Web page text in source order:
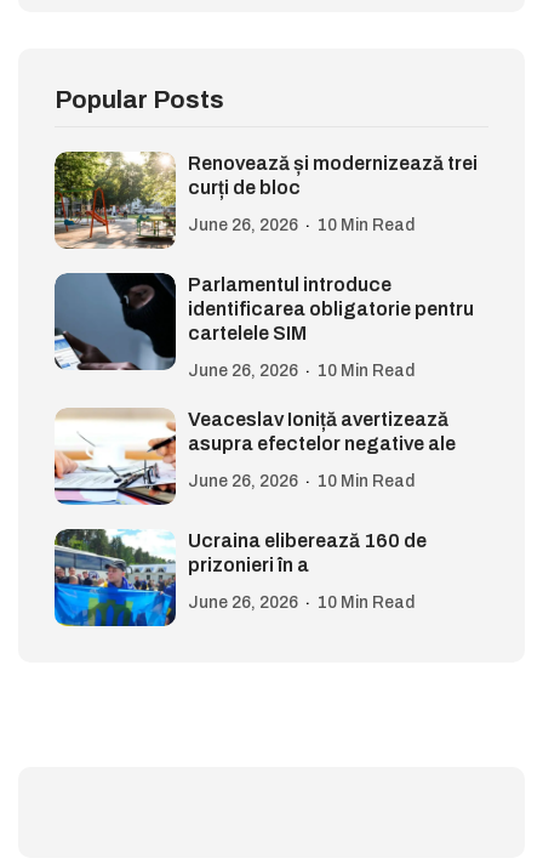
Popular Posts
Renovează și modernizează trei
curți de bloc
June 26, 2026 10 Min Read
Parlamentul introduce
identificarea obligatorie pentru
cartelele SIM
June 26, 2026 10 Min Read
Veaceslav Ioniță avertizează
asupra efectelor negative ale
June 26, 2026 10 Min Read
Ucraina eliberează 160 de
prizonieri în a
June 26, 2026 10 Min Read